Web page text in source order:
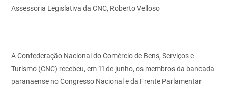
Assessoria Legislativa da CNC, Roberto Velloso
A Confederação Nacional do Comércio de Bens, Serviços e
Turismo (CNC) recebeu, em 11 de junho, os membros da bancada
paranaense no Congresso Nacional e da Frente Parlamentar